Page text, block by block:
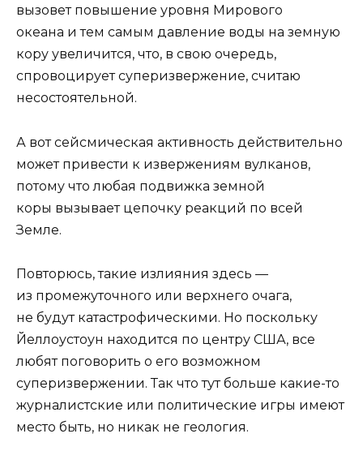
вызовет повышение уровня Мирового
океана и тем самым давление воды на земную
кору увеличится, что, в свою очередь,
спровоцирует суперизвержение, считаю
несостоятельной.
А вот сейсмическая активность действительно
может привести к извержениям вулканов,
потому что любая подвижка земной
коры вызывает цепочку реакций по всей
Земле.
Повторюсь, такие излияния здесь —
из промежуточного или верхнего очага,
не будут катастрофическими. Но поскольку
Йеллоустоун находится по центру США, все
любят поговорить о его возможном
суперизвержении. Так что тут больше какие-то
журналистские или политические игры имеют
место быть, но никак не геология.